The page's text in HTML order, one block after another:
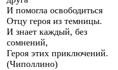
И помогла освободиться
Отцу героя из темницы.
И знает каждый, без
сомнений,
Героя этих приключений.
(Чиполлино)